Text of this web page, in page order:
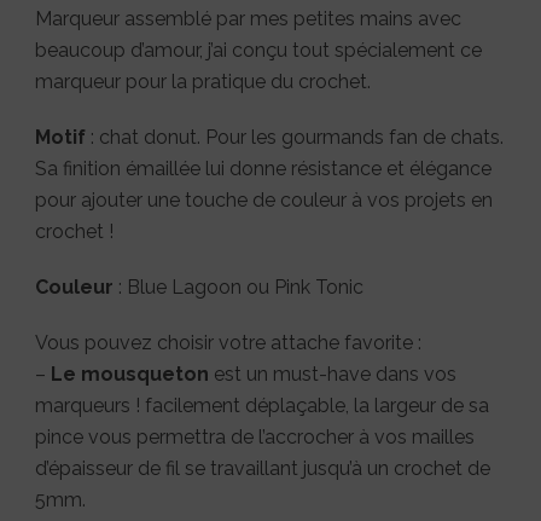
Marqueur assemblé par mes petites mains avec
beaucoup d’amour, j’ai conçu tout spécialement ce
marqueur pour la pratique du crochet.
Motif : chat donut. Pour les gourmands fan de chats.
Sa finition émaillée lui donne résistance et élégance
pour ajouter une touche de couleur à vos projets en
crochet !
Couleur : Blue Lagoon ou Pink Tonic
Vous pouvez choisir votre attache favorite :
– Le mousqueton est un must-have dans vos
marqueurs ! facilement déplaçable, la largeur de sa
pince vous permettra de l’accrocher à vos mailles
d’épaisseur de fil se travaillant jusqu’à un crochet de
5mm.